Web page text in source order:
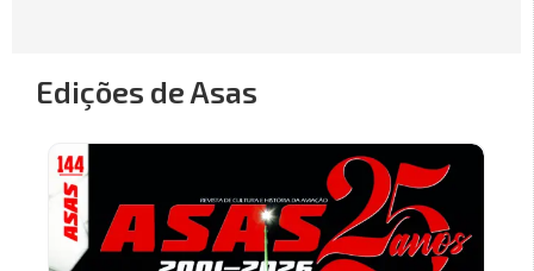
Edições de Asas